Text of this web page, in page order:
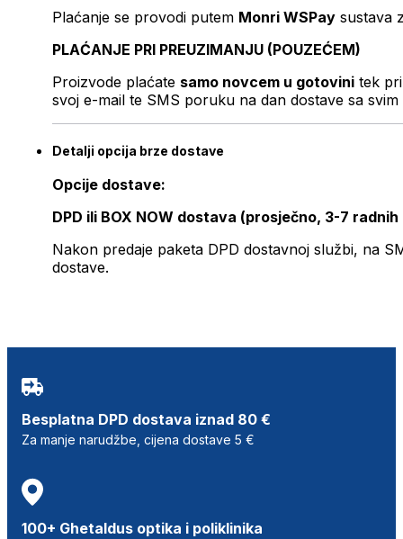
Plaćanje se provodi putem Monri WSPay sustava
PLAĆANJE PRI PREUZIMANJU (POUZEĆEM)
Proizvode plaćate samo novcem u gotovini tek
svoj e-mail te SMS poruku na dan dostave sa svim
Detalji opcija brze dostave
Opcije dostave:
DPD ili BOX NOW dostava (prosječno, 3-7 radnih
Nakon predaje paketa DPD dostavnoj službi, na
dostave.
Besplatna DPD dostava iznad 80 €
Za manje narudžbe, cijena dostave 5 €
100+ Ghetaldus optika i poliklinika